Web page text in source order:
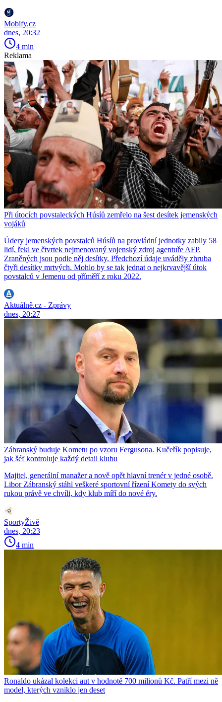
Mobify.cz
dnes, 20:32
4 min
Reklama
Při útocích povstaleckých Húsíů zemřelo na šest desítek jemenských
vojáků
Údery jemenských povstalců Húsíů na provládní jednotky zabily 58
lidí, řekl ve čtvrtek nejmenovaný vojenský zdroj agentuře AFP.
Zraněných jsou podle něj desítky. Předchozí údaje uváděly zhruba
čtyři desítky mrtvých. Mohlo by se tak jednat o nejkrvavější útok
povstalců v Jemenu od příměří z roku 2022.
Aktuálně.cz - Zprávy
dnes, 20:27
Zábranský buduje Kometu po vzoru Fergusona. Kučeřík popisuje,
jak šéf kontroluje každý detail klubu
Majitel, generální manažer a nově opět hlavní trenér v jedné osobě.
Libor Zábranský stáhl veškeré sportovní řízení Komety do svých
rukou právě ve chvíli, kdy klub míří do nové éry.
SportyŽivě
dnes, 20:23
4 min
Ronaldo ukázal kolekci aut v hodnotě 700 milionů Kč. Patří mezi ně
model, kterých vzniklo jen deset